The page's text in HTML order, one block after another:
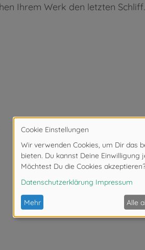
Ihrem Werk den letzten Schliff.